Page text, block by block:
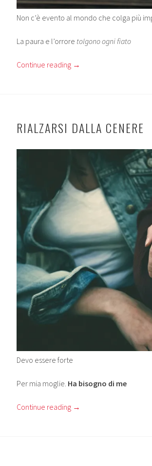
Non c’è evento al mondo che colga più
La paura e l’orrore tolgono ogni fiato
Continue reading →
RIALZARSI DALLA CENERE
Devo essere forte
Per mia moglie. Ha bisogno di me
Continue reading →